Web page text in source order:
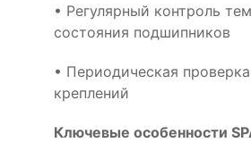
• Регулярный контроль
состояния подшипников
• Периодическая
креплений
Ключевые особенности